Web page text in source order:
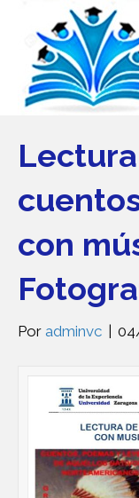
con
Por adminvc